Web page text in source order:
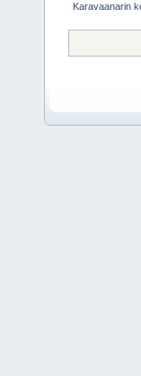
Karavaanarin